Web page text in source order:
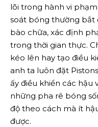
lõi trong hành vi
soát bóng thường bắt
bào chữa, xác định
trong thời gian thực.
kéo lên hay tạo điều
anh ta luôn đặt
ấy điều khiển các hậu
những pha rê bóng
độ theo cách mà ít
được.